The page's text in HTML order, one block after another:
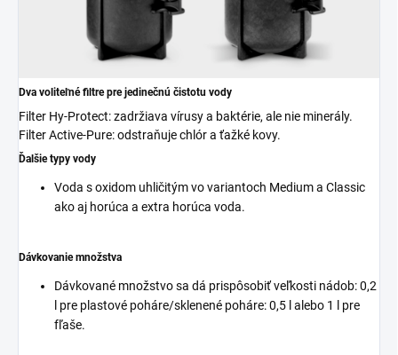
Dva voliteľné filtre pre jedinečnú čistotu vody
Filter Hy-Protect: zadržiava vírusy a baktérie, ale nie minerály.
Filter Active-Pure: odstraňuje chlór a ťažké kovy.
Ďalšie typy vody
Voda s oxidom uhličitým vo variantoch Medium a Classic
ako aj horúca a extra horúca voda.
Dávkovanie množstva
Dávkované množstvo sa dá prispôsobiť veľkosti nádob: 0,2
l pre plastové poháre/sklenené poháre: 0,5 l alebo 1 l pre
fľaše.